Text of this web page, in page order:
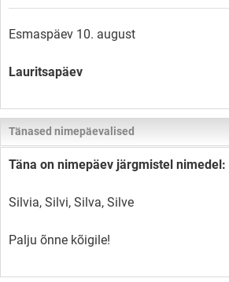
Esmaspäev 10. august
Lauritsapäev
Tänased nimepäevalised
Täna on nimepäev järgmistel nimedel:
Silvia, Silvi, Silva, Silve
Palju õnne kõigile!